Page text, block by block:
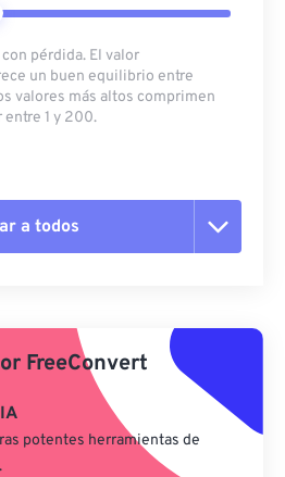
pérdida. El valor
un buen equilibrio entre
valores más altos comprimen
entre 1 y 200.
a todos
ajuste preestablecido
FreeConvert
potentes herramientas de